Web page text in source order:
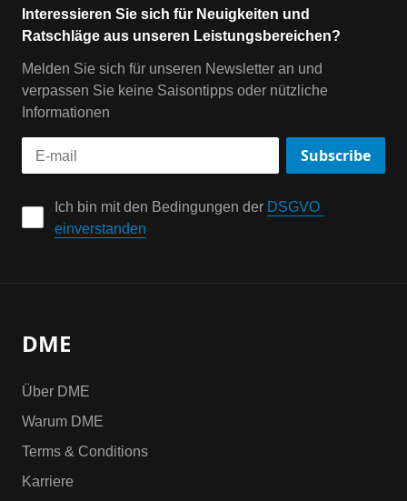
Interessieren Sie sich für Neuigkeiten und
Ratschläge aus unseren Leistungsbereichen?
Melden Sie sich für unseren Newsletter an und
verpassen Sie keine Saisontipps oder nützliche
Informationen
Subscribe
Ich bin mit den Bedingungen der DSGVO
einverstanden
DME
Über DME
Warum DME
Terms & Conditions
Karriere